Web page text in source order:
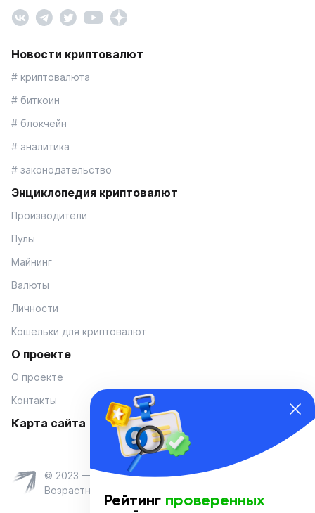
Новости криптовалют
# криптовалюта
# биткоин
# блокчейн
# аналитика
# законодательство
Энциклопедия криптовалют
Производители
Пулы
Майнинг
Валюты
Личности
Кошельки для криптовалют
О проекте
О проекте
Контакты
Карта сайта
© 2023 — Coinmania
Возрастное ограничение 16+
Рейтинг проверенных